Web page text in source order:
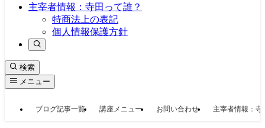
主宰者情報：寺田って誰？
特商法上の表記
個人情報保護方針
検索
メニュー
ブログ記事一覧 講座メニュー お問い合わせ 主宰者情報：寺